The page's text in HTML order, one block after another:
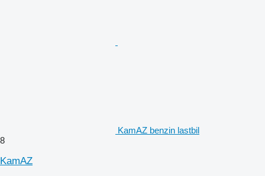
KamAZ benzin lastbil
8
KamAZ